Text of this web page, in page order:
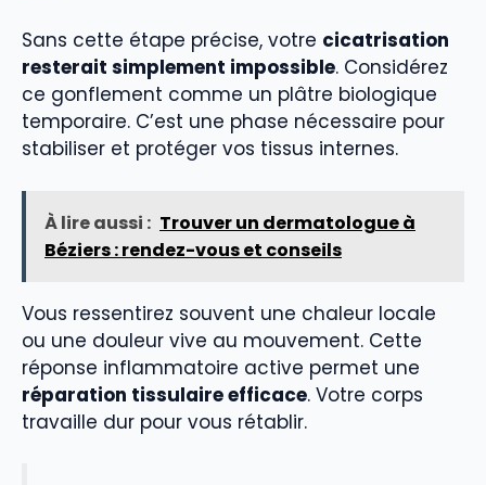
Sans cette étape précise, votre cicatrisation
resterait simplement impossible. Considérez
ce gonflement comme un plâtre biologique
temporaire. C’est une phase nécessaire pour
stabiliser et protéger vos tissus internes.
À lire aussi : Trouver un dermatologue à
Béziers : rendez-vous et conseils
Vous ressentirez souvent une chaleur locale
ou une douleur vive au mouvement. Cette
réponse inflammatoire active permet une
réparation tissulaire efficace. Votre corps
travaille dur pour vous rétablir.